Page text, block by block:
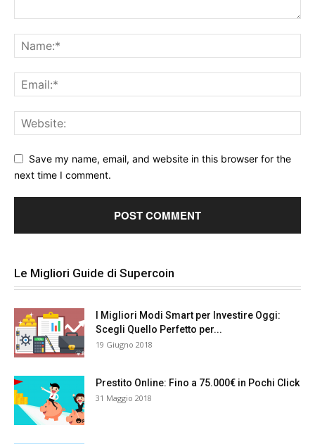
Save my name, email, and website in this browser for the
next time I comment.
Le Migliori Guide di Supercoin
I Migliori Modi Smart per Investire Oggi:
Scegli Quello Perfetto per...
19 Giugno 2018
Prestito Online: Fino a 75.000€ in Pochi Click
31 Maggio 2018